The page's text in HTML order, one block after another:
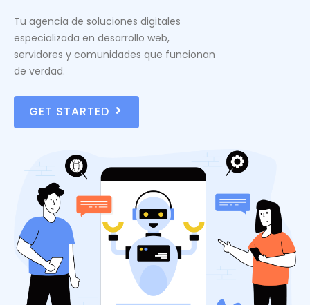
Tu agencia de soluciones digitales
especializada en desarrollo web,
servidores y comunidades que funcionan
de verdad.
GET STARTED